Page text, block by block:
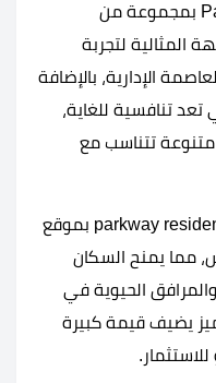
يتألق كمبوند Parkway Residence بمجموعة من
المثالية لتجربة
الإدارية، بالإضافة
تنافسية للغاية،
تتناسب مع
يتمتع أيضًا كمبوند parkway residence hyde park بموقع
مما يمنح السكان
الحيوية في
يضيف قيمة كبيرة